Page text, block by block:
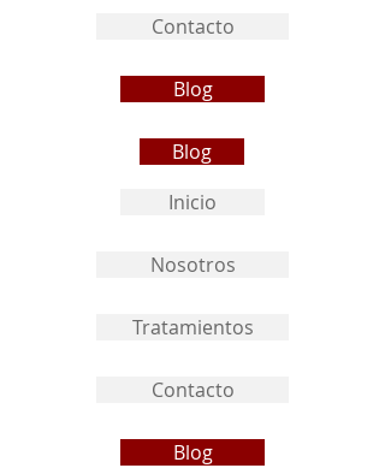
Contacto
Blog
Blog
Inicio
Nosotros
Tratamientos
Contacto
Blog